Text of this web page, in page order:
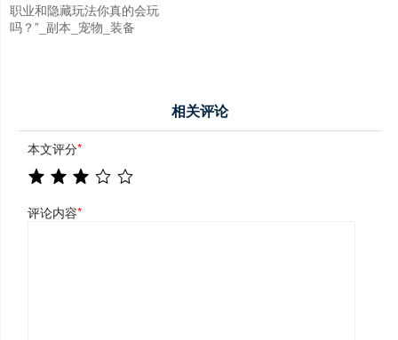
职业和隐藏玩法你真的会玩
吗？”_副本_宠物_装备
相关评论
本文评分*
评论内容*